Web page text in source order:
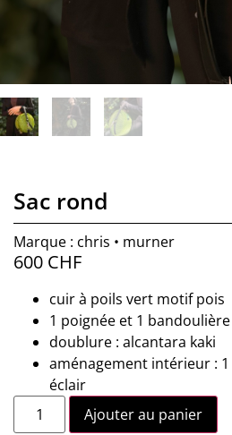
Sac rond
Marque : chris • murner
600 CHF
cuir à poils vert motif pois
1 poignée et 1
doublure : alcantara kaki
aménagement intérieur :
éclair
Ajouter au panier